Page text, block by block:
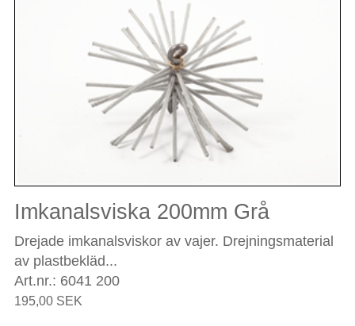
Imkanalsviska 200mm Grå
Drejade imkanalsviskor av vajer. Drejningsmaterial
av plastbekläd...
Art.nr.: 6041 200
195,00 SEK